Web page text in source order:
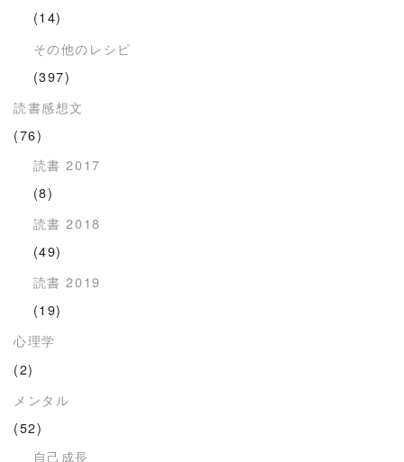
(14)
その他のレシピ
(397)
読書感想文
(76)
読書 2017
(8)
読書 2018
(49)
読書 2019
(19)
心理学
(2)
メンタル
(52)
自己成長